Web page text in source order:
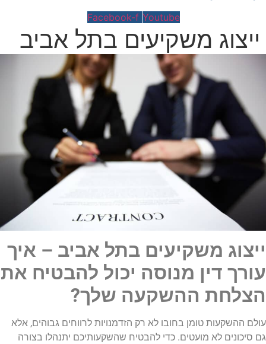
Facebook-f Youtube
ייצוג משקיעים בתל אביב
ייצוג משקיעים בתל אביב – איך
עורך דין מנוסה יכול להבטיח את
הצלחת ההשקעה שלך?
עולם ההשקעות טומן בחובו לא רק הזדמנויות לרווחים גבוהים, אלא
גם סיכונים לא מועטים. כדי להבטיח שהשקעותיכם יתנהלו בצורה